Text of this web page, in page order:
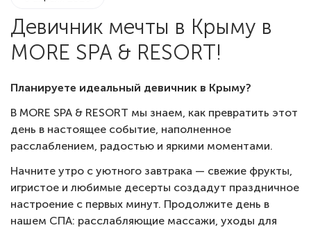
Девичник мечты в Крыму в
MORE SPA & RESORT!
Планируете идеальный девичник в Крыму?
В MORE SPA & RESORT мы знаем, как превратить этот
день в настоящее событие, наполненное
расслаблением, радостью и яркими моментами.
Начните утро с уютного завтрака — свежие фрукты,
игристое и любимые десерты создадут праздничное
настроение с первых минут. Продолжите день в
нашем СПА: расслабляющие массажи, уходы для